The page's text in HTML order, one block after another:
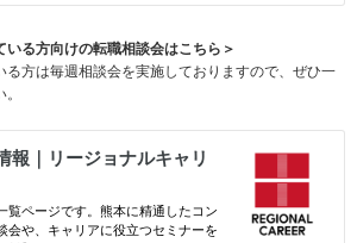
いる方向けの転職相談会はこちら＞
る方は毎週相談会を実施しておりますので、ぜひ一